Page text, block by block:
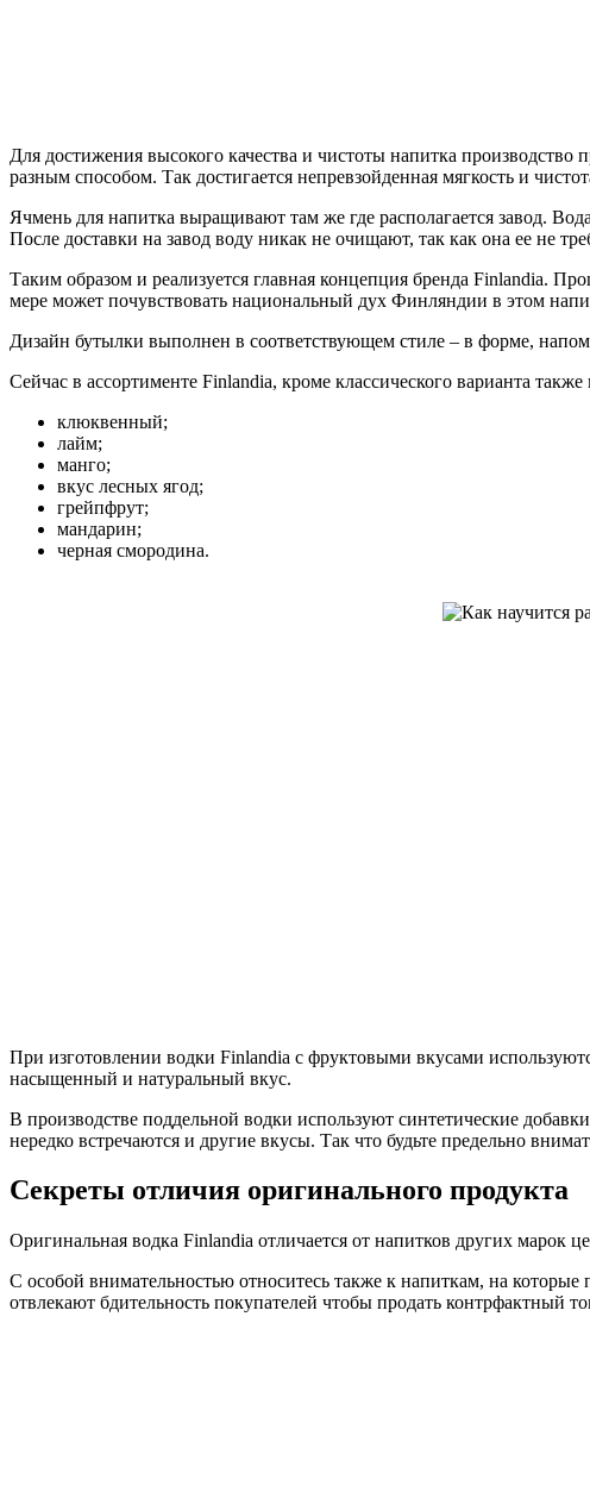
Для достижения высокого качества и чистоты напитка
разным способом. Так достигается непревзойденная мягкость и
Ячмень для напитка выращивают там же где располагается завод.
После доставки на завод воду никак не очищают, так как она ее не
Таким образом и реализуется главная концепция бренда Finlandia.
мере может почувствовать национальный дух Финляндии в этом
Дизайн бутылки выполнен в соответствующем стиле – в форме,
Сейчас в ассортименте Finlandia, кроме классического варианта
клюквенный;
лайм;
манго;
вкус лесных ягод;
грейпфрут;
мандарин;
черная смородина.
При изготовлении водки Finlandia с фруктовыми вкусами
насыщенный и натуральный вкус.
В производстве поддельной водки используют синтетические
нередко встречаются и другие вкусы. Так что будьте предельно
Секреты отличия оригинального продукта
Оригинальная водка Finlandia отличается от напитков других марок
С особой внимательностью относитесь также к напиткам, на
отвлекают бдительность покупателей чтобы продать контрфактный